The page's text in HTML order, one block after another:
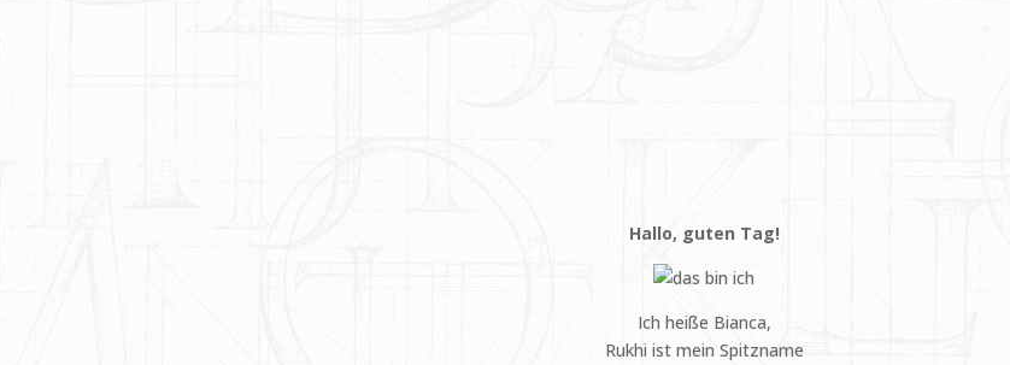
Hallo, guten Tag!
Ich heiße Bianca,
Rukhi ist mein Spitzname